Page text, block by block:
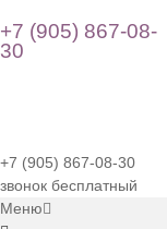
+7 (905) 867-08-
30
+7 (905) 867-08-30
звонок бесплатный
Меню